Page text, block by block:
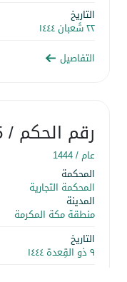
التاريخ
٢٢ شَعبان ١٤٤٤
التفاصيل
رقم الحكم/ 4430424735
عام /1444
المحكمة
المحكمة التجارية
المدينة
منطقة مكة المكرمة
التاريخ
٩ ذو القِعدة ١٤٤٤